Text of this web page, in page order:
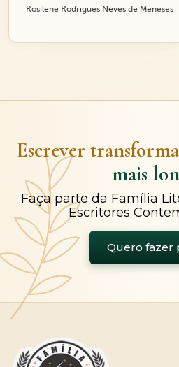
Rosilene Rodrigues Neves de Meneses
Escrever
mais
Faça parte da Família
Escritores
Quero fazer